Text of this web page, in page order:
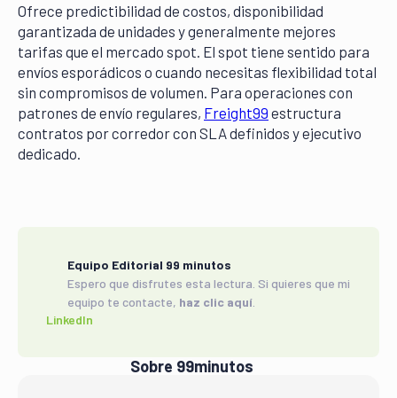
Ofrece predictibilidad de costos, disponibilidad
garantizada de unidades y generalmente mejores
tarifas que el mercado spot. El spot tiene sentido para
envíos esporádicos o cuando necesitas flexibilidad total
sin compromisos de volumen. Para operaciones con
patrones de envío regulares, Freight99 estructura
contratos por corredor con SLA definidos y ejecutivo
dedicado.
Equipo Editorial 99 minutos
Espero que disfrutes esta lectura. Si quieres que mi
equipo te contacte, haz clic aquí.
LinkedIn
Sobre 99minutos